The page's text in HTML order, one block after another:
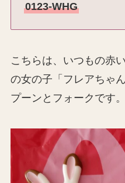
0123-WHG
こちらは、いつもの赤
の女の子「フレアちゃ
プーンとフォークです。